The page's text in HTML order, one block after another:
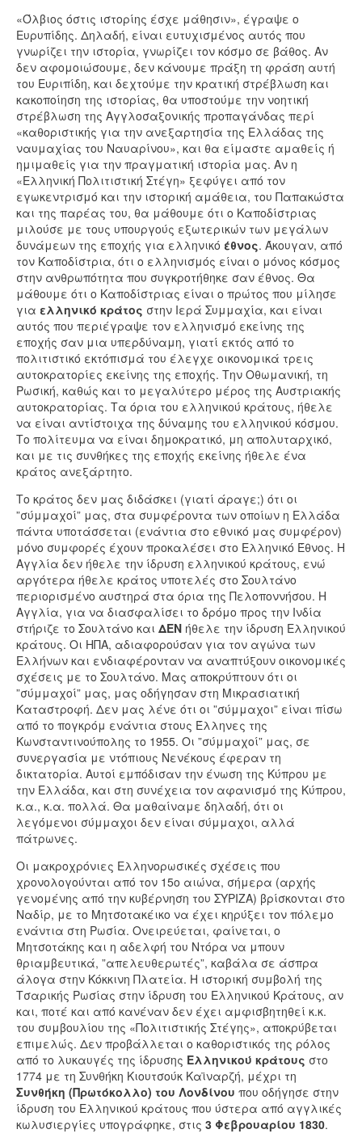
«Όλβιος όστις ιστορίης έσχε μάθησιν», έγραψε ο
Ευρυπίδης. Δηλαδή, είναι ευτυχισμένος αυτός που
γνωρίζει την ιστορία, γνωρίζει τον κόσμο σε βάθος. Αν
δεν αφομοιώσουμε, δεν κάνουμε πράξη τη φράση αυτή
του Ευριπίδη, και δεχτούμε την κρατική στρέβλωση και
κακοποίηση της ιστορίας, θα υποστούμε την νοητική
στρέβλωση της Αγγλοσαξονικής προπαγάνδας περί
«καθοριστικής για την ανεξαρτησία της Ελλάδας της
ναυμαχίας του Ναυαρίνου», και θα είμαστε αμαθείς ή
ημιμαθείς για την πραγματική ιστορία μας. Αν η
«Ελληνική Πολιτιστική Στέγη» ξεφύγει από τον
εγωκεντρισμό και την ιστορική αμάθεια, του Παπακώστα
και της παρέας του, θα μάθουμε ότι ο Καποδίστριας
μιλούσε με τους υπουργούς εξωτερικών των μεγάλων
δυνάμεων της εποχής για ελληνικό έθνος. Άκουγαν, από
τον Καποδίστρια, ότι ο ελληνισμός είναι ο μόνος κόσμος
στην ανθρωπότητα που συγκροτήθηκε σαν έθνος. Θα
μάθουμε ότι ο Καποδίστριας είναι ο πρώτος που μίλησε
για ελληνικό κράτος στην Ιερά Συμμαχία, και είναι
αυτός που περιέγραψε τον ελληνισμό εκείνης της
εποχής σαν μια υπερδύναμη, γιατί εκτός από το
πολιτιστικό εκτόπισμά του έλεγχε οικονομικά τρεις
αυτοκρατορίες εκείνης της εποχής. Την Οθωμανική, τη
Ρωσική, καθώς και το μεγαλύτερο μέρος της Αυστριακής
αυτοκρατορίας. Τα όρια του ελληνικού κράτους, ήθελε
να είναι αντίστοιχα της δύναμης του ελληνικού κόσμου.
Το πολίτευμα να είναι δημοκρατικό, μη απολυταρχικό,
και με τις συνθήκες της εποχής εκείνης ήθελε ένα
κράτος ανεξάρτητο.
Το κράτος δεν μας διδάσκει (γιατί άραγε;) ότι οι
”σύμμαχοί” μας, στα συμφέροντα των οποίων η Ελλάδα
πάντα υποτάσσεται (ενάντια στο εθνικό μας συμφέρον)
μόνο συμφορές έχουν προκαλέσει στο Ελληνικό Έθνος. Η
Αγγλία δεν ήθελε την ίδρυση ελληνικού κράτους, ενώ
αργότερα ήθελε κράτος υποτελές στο Σουλτάνο
περιορισμένο αυστηρά στα όρια της Πελοποννήσου. Η
Αγγλία, για να διασφαλίσει το δρόμο προς την Ινδία
στήριζε το Σουλτάνο και ΔΕΝ ήθελε την ίδρυση Ελληνικού
κράτους. Οι ΗΠΑ, αδιαφορούσαν για τον αγώνα των
Ελλήνων και ενδιαφέρονταν να αναπτύξουν οικονομικές
σχέσεις με το Σουλτάνο. Μας αποκρύπτουν ότι οι
”σύμμαχοί” μας, μας οδήγησαν στη Μικρασιατική
Καταστροφή. Δεν μας λένε ότι οι ”σύμμαχοι” είναι πίσω
από το πογκρόμ ενάντια στους Έλληνες της
Κωνσταντινούπολης το 1955. Οι ”σύμμαχοί” μας, σε
συνεργασία με ντόπιους Νενέκους έφεραν τη
δικτατορία. Αυτοί εμπόδισαν την ένωση της Κύπρου με
την Ελλάδα, και στη συνέχεια τον αφανισμό της Κύπρου,
κ.α., κ.α. πολλά. Θα μαθαίναμε δηλαδή, ότι οι
λεγόμενοι σύμμαχοι δεν είναι σύμμαχοι, αλλά
πάτρωνες.
Οι μακροχρόνιες Ελληνορωσικές σχέσεις που
χρονολογούνται από τον 15ο αιώνα, σήμερα (αρχής
γενομένης από την κυβέρνηση του ΣΥΡΙΖΑ) βρίσκονται στο
Ναδίρ, με το Μητσοτακέικο να έχει κηρύξει τον πόλεμο
ενάντια στη Ρωσία. Ονειρεύεται, φαίνεται, ο
Μητσοτάκης και η αδελφή του Ντόρα να μπουν
θριαμβευτικά, ”απελευθερωτές”, καβάλα σε άσπρα
άλογα στην Κόκκινη Πλατεία. Η ιστορική συμβολή της
Τσαρικής Ρωσίας στην ίδρυση του Ελληνικού Κράτους, αν
και, ποτέ και από κανέναν δεν έχει αμφισβητηθεί κ.κ.
του συμβουλίου της «Πολιτιστικής Στέγης», αποκρύβεται
επιμελώς. Δεν προβάλλεται ο καθοριστικός της ρόλος
από το λυκαυγές της ίδρυσης Ελληνικού κράτους στο
1774 με τη Συνθήκη Κιουτσούκ Καϊναρζή, μέχρι τη
Συνθήκη (Πρωτόκολλο) του Λονδίνου που οδήγησε στην
ίδρυση του Ελληνικού κράτους που ύστερα από αγγλικές
κωλυσιεργίες υπογράφηκε, στις 3 Φεβρουαρίου 1830.